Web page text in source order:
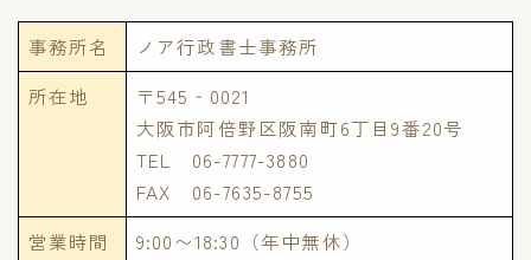
民泊の申請代行
旅館業の申請代行
事務所概要
事務所名
ノア行政書士事務所
所在地
〒545‐0021
大阪市阿倍野区阪南町6丁目9番20号
TEL 06-7777-3880
FAX 06-7635-8755
営業時間
9:00〜18:30（年中無休）